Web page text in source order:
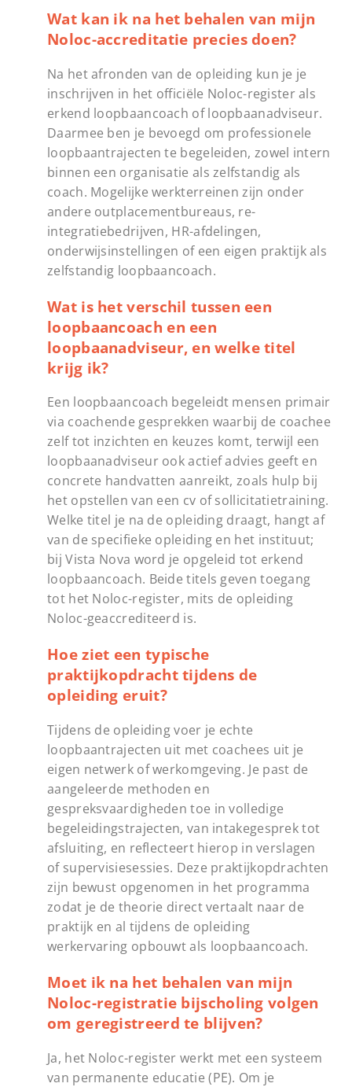
Wat kan ik na het behalen van mijn
Noloc-accreditatie precies doen?
Na het afronden van de opleiding kun je je
inschrijven in het officiële Noloc-register als
erkend loopbaancoach of loopbaanadviseur.
Daarmee ben je bevoegd om professionele
loopbaantrajecten te begeleiden, zowel intern
binnen een organisatie als zelfstandig als
coach. Mogelijke werkterreinen zijn onder
andere outplacementbureaus, re-
integratiebedrijven, HR-afdelingen,
onderwijsinstellingen of een eigen praktijk als
zelfstandig loopbaancoach.
Wat is het verschil tussen een
loopbaancoach en een
loopbaanadviseur, en welke titel
krijg ik?
Een loopbaancoach begeleidt mensen primair
via coachende gesprekken waarbij de coachee
zelf tot inzichten en keuzes komt, terwijl een
loopbaanadviseur ook actief advies geeft en
concrete handvatten aanreikt, zoals hulp bij
het opstellen van een cv of sollicitatietraining.
Welke titel je na de opleiding draagt, hangt af
van de specifieke opleiding en het instituut;
bij Vista Nova word je opgeleid tot erkend
loopbaancoach. Beide titels geven toegang
tot het Noloc-register, mits de opleiding
Noloc-geaccrediteerd is.
Hoe ziet een typische
praktijkopdracht tijdens de
opleiding eruit?
Tijdens de opleiding voer je echte
loopbaantrajecten uit met coachees uit je
eigen netwerk of werkomgeving. Je past de
aangeleerde methoden en
gespreksvaardigheden toe in volledige
begeleidingstrajecten, van intakegesprek tot
afsluiting, en reflecteert hierop in verslagen
of supervisiesessies. Deze praktijkopdrachten
zijn bewust opgenomen in het programma
zodat je de theorie direct vertaalt naar de
praktijk en al tijdens de opleiding
werkervaring opbouwt als loopbaancoach.
Moet ik na het behalen van mijn
Noloc-registratie bijscholing volgen
om geregistreerd te blijven?
Ja, het Noloc-register werkt met een systeem
van permanente educatie (PE). Om je